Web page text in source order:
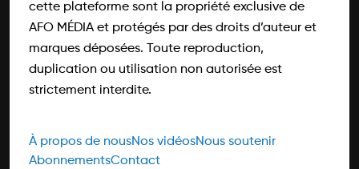
cette plateforme sont la propriété exclusive de
AFO MÉDIA et protégés par des droits d’auteur et
marques déposées. Toute reproduction,
duplication ou utilisation non autorisée est
strictement interdite.
À propos de nousNos vidéosNous soutenir
AbonnementsContact